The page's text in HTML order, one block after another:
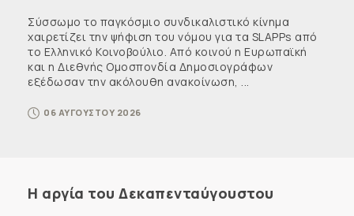
Σύσσωμο το παγκόσμιο συνδικαλιστικό κίνημα
χαιρετίζει την ψήφιση του νόμου για τα SLAPPs από
το Ελληνικό Κοινοβούλιο. Από κοινού η Ευρωπαϊκή
και η Διεθνής Ομοσπονδία Δημοσιογράφων
εξέδωσαν την ακόλουθη ανακοίνωση, ...
06 ΑΥΓΟΥΣΤΟΥ 2026
Η αργία του Δεκαπενταύγουστου